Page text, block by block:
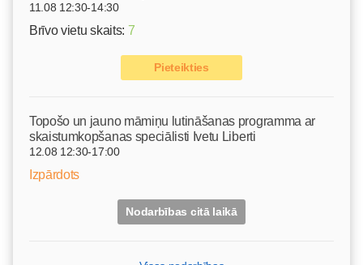
11.08 12:30-14:30
Brīvo vietu skaits: 7
Pieteikties
Topošo un jauno māmiņu lutināšanas programma ar
skaistumkopšanas speciālisti Ivetu Liberti
12.08 12:30-17:00
Izpārdots
Nodarbības citā laikā